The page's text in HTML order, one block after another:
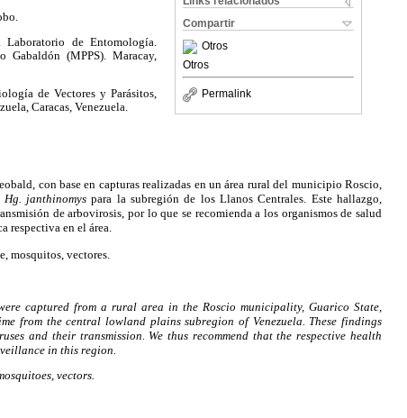
Compartir
Otros
Otros
Permalink
Laboratorio de Entomología.
(MPPS). Maracay,
de Vectores y Parásitos,
Caracas, Venezuela.
con base en capturas realizadas en un área rural del municipio Roscio,
Hg. janthinomyspara la subregión de los Llanos Centrales. Este hallazgo,
de arbovirosis, por lo que se recomienda a los organismos de salud
respectiva en el área.
mosquitos, vectores.
captured from a rural area in the Roscio municipality, Guarico State,
from the central lowland plains subregion of Venezuela. These findings
and their transmission. We thus recommend that the respective health
in this region.
vectors.